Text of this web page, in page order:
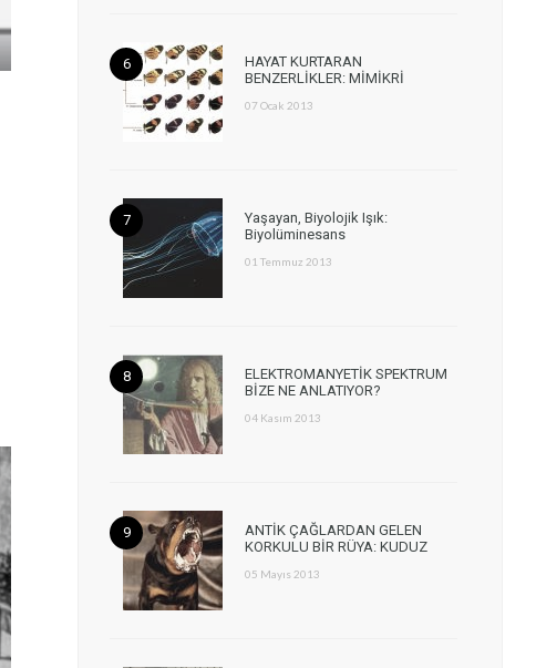
HAYAT KURTARAN
BENZERLİKLER: MİMİKRİ
07 Ocak 2013
Yaşayan, Biyolojik Işık:
Biyolüminesans
01 Temmuz 2013
ELEKTROMANYETİK SPEKTRUM
BİZE NE ANLATIYOR?
04 Kasım 2013
ANTİK ÇAĞLARDAN GELEN
KORKULU BİR RÜYA: KUDUZ
05 Mayıs 2013